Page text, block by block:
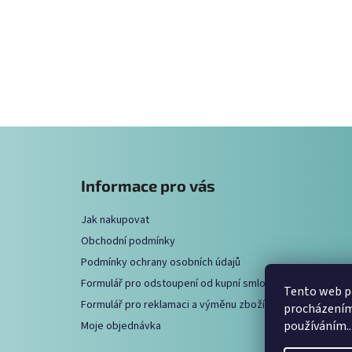
Tento web
Informace pro vás
Jak nakupovat
Obchodní podmínky
Podmínky ochrany osobních údajů
Formulář pro odstoupení od kupní smlouvy
Formulář pro reklamaci a výměnu zboží
Moje objednávka